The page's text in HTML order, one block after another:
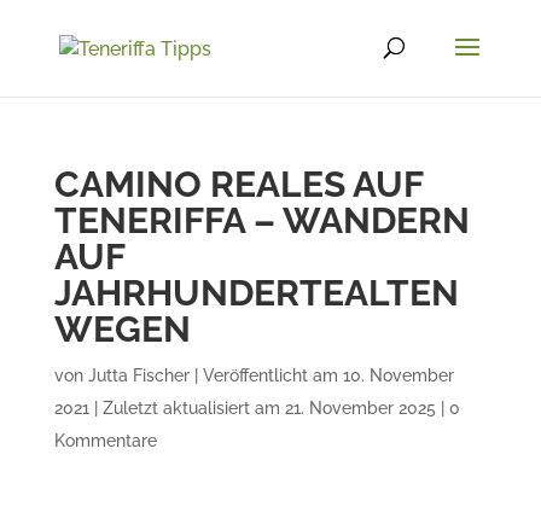
CAMINO REALES AUF
TENERIFFA – WANDERN
AUF
JAHRHUNDERTEALTEN
WEGEN
von Jutta Fischer| Veröffentlicht am 10. November
2021 | Zuletzt aktualisiert am 21. November 2025
0
Kommentare